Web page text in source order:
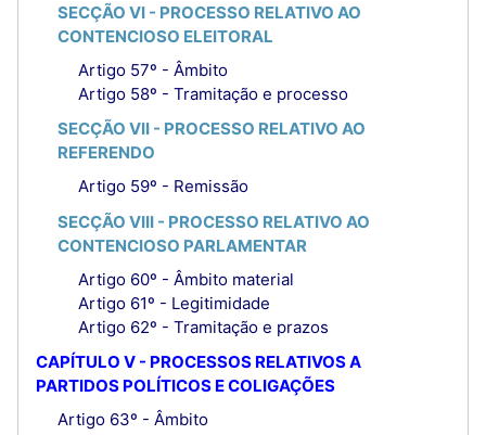
SECÇÃO VI - PROCESSO RELATIVO AO
CONTENCIOSO ELEITORAL
Artigo 57º - Âmbito
Artigo 58º - Tramitação e processo
SECÇÃO VII - PROCESSO RELATIVO AO
REFERENDO
Artigo 59º - Remissão
SECÇÃO VIII - PROCESSO RELATIVO AO
CONTENCIOSO PARLAMENTAR
Artigo 60º - Âmbito material
Artigo 61º - Legitimidade
Artigo 62º - Tramitação e prazos
CAPÍTULO V - PROCESSOS RELATIVOS A
PARTIDOS POLÍTICOS E COLIGAÇÕES
Artigo 63º - Âmbito